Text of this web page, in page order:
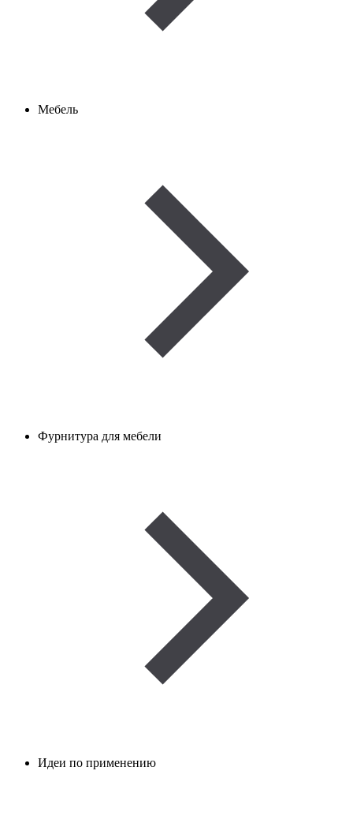
Мебель
Фурнитура для мебели
Идеи по применению